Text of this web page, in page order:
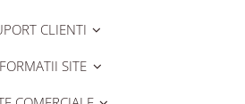
CLIENTI
SITE